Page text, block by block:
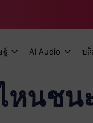
ฐ์ AI Audio บ
หนชน